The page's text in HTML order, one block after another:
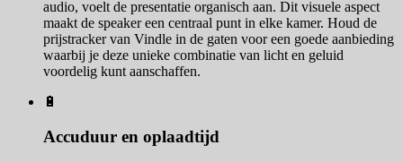
audio, voelt de presentatie organisch aan. Dit visuele aspect
maakt de speaker een centraal punt in elke kamer. Houd de
prijstracker van Vindle in de gaten voor een goede aanbieding
waarbij je deze unieke combinatie van licht en geluid
voordelig kunt aanschaffen.
🔋
Accuduur en oplaadtijd